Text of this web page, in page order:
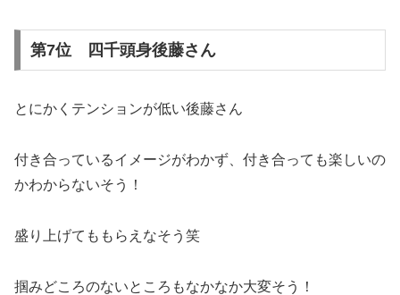
第7位 四千頭身後藤さん
とにかくテンションが低い後藤さん
付き合っているイメージがわかず、付き合っても楽しいの
かわからないそう！
盛り上げてももらえなそう笑
掴みどころのないところもなかなか大変そう！